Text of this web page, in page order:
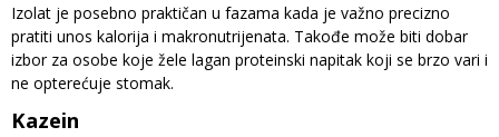
Izolat je posebno praktičan u fazama kada je važno precizno
pratiti unos kalorija i makronutrijenata. Takođe može biti dobar
izbor za osobe koje žele lagan proteinski napitak koji se brzo vari i
ne opterećuje stomak.
Kazein